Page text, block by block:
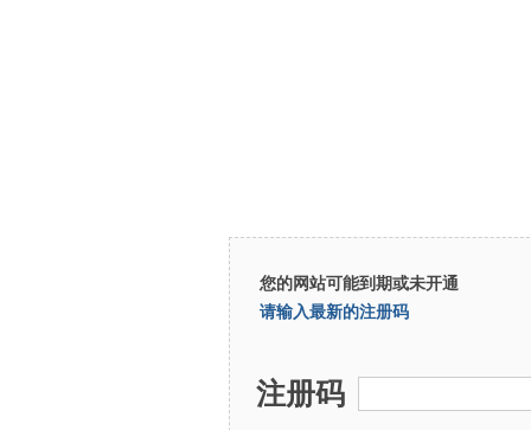
您的网站可能到期或未开通
请输入最新的注册码
注册码